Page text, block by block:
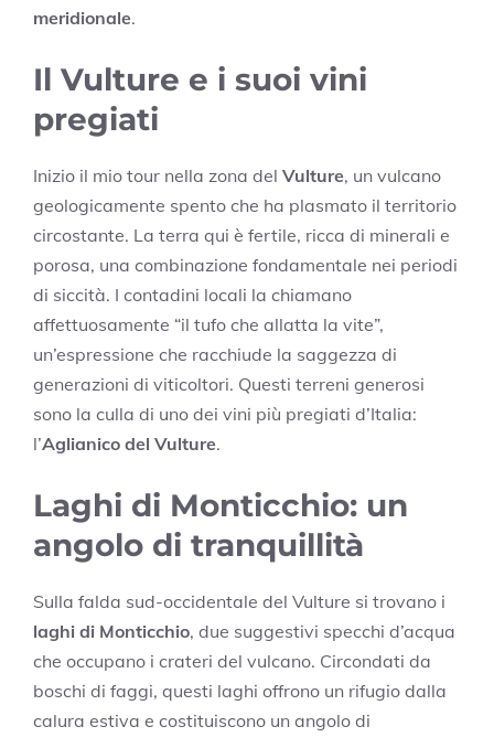
meridionale.
Il Vulture e i suoi vini
pregiati
Inizio il mio tour nella zona del Vulture, un vulcano
geologicamente spento che ha plasmato il territorio
circostante. La terra qui è fertile, ricca di minerali e
porosa, una combinazione fondamentale nei periodi
di siccità. I contadini locali la chiamano
affettuosamente “il tufo che allatta la vite”,
un’espressione che racchiude la saggezza di
generazioni di viticoltori. Questi terreni generosi
sono la culla di uno dei vini più pregiati d’Italia:
l’Aglianico del Vulture.
Laghi di Monticchio: un
angolo di tranquillità
Sulla falda sud-occidentale del Vulture si trovano i
laghi di Monticchio, due suggestivi specchi d’acqua
che occupano i crateri del vulcano. Circondati da
boschi di faggi, questi laghi offrono un rifugio dalla
calura estiva e costituiscono un angolo di